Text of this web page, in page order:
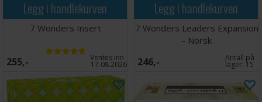
Legg i handlekurven
7 Wonders Insert
255,- Ventes inn
17.08.2026
Legg i handlekurven
7 Wonders Leaders Expansion
- Norsk
246,- Antall på
lager: 15